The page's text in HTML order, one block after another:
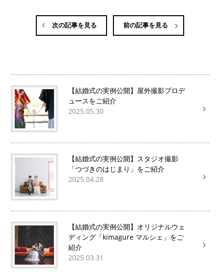
次の記事を見る 前の記事を見る
【結婚式の実例公開】屋外撮影プロデ
ュースをご紹介
2025.05.30
【結婚式の実例公開】スタジオ撮影
「つづきのはじまり」をご紹介
2025.04.28
【結婚式の実例公開】オリジナルウェ
ディング「kimagure マルシェ」をご
紹介
2025.03.31